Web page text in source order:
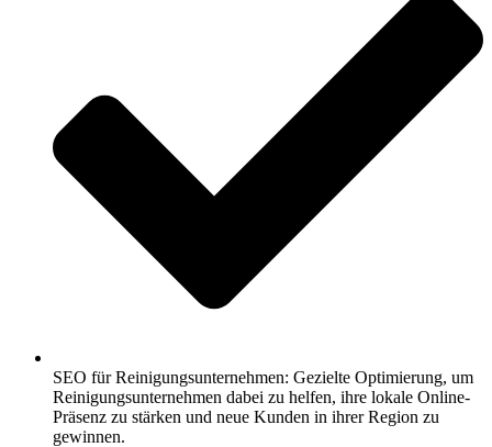
SEO für Reinigungsunternehmen: Gezielte Optimierung, um
Reinigungsunternehmen dabei zu helfen, ihre lokale Online-
Präsenz zu stärken und neue Kunden in ihrer Region zu
gewinnen.